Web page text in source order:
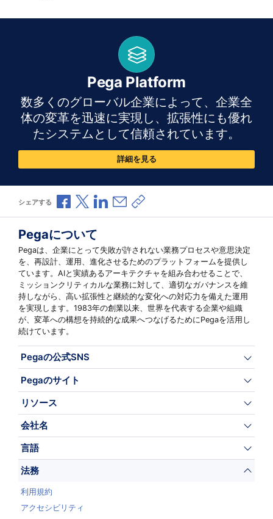
Pega Platform
数多くのグローバル企業によって、企業全
体の変革を迅速に実現し、拡張性にも優れ
たシステムとして信頼されています。
詳細を見る
シェアする Facebookで共有
Xで共有LinkedInで共有
メールで共有
共有リンクをコピー
Pegaについて
Pegaは、企業にとって失敗が許されない業務プロセスや意思決定
を、再設計、運用、進化させるためのプラットフォームを提供し
ています。AIと実績あるアーキテクチャを組み合わせることで、
ミッションクリティカルな業務に対して、適切なガバナンスを維
持しながら、高い拡張性と継続的な変化への対応力を備えた運用
を実現します。1983年の創業以来、世界を代表する企業や組織
が、変革への構想を持続的な成果へつなげるためにPegaを活用し
続けています。
Pegaの公式SNS
Pegaのサイト
リソース
会社名
言語
法務
利用規約
アクセシビリティ